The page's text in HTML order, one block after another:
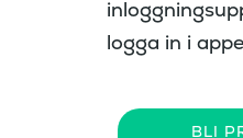
logga in i
BLI